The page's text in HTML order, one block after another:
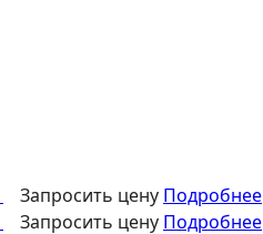
Запросить цену Подробнее
Запросить цену Подробнее